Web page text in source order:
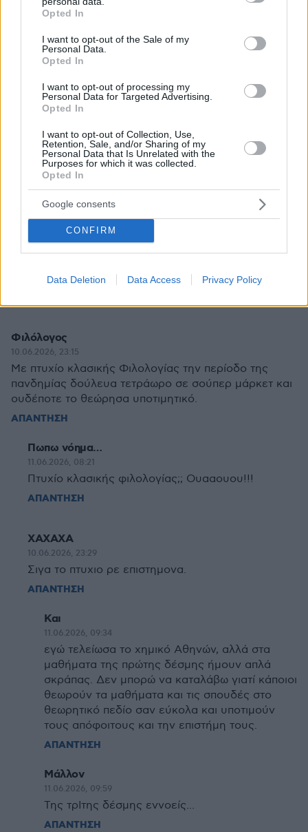
grant or deny consent to Google and its third-party tags to
use your data for below specified purposes in below Google
consent section.
Opted In
I want to opt-out of the Sale of my
Personal Data.
Opted In
I want to opt-out of processing my
Personal Data for Targeted Advertising.
Opted In
I want to opt-out of Collection, Use,
Retention, Sale, and/or Sharing of my
Personal Data that Is Unrelated with the
Purposes for which it was collected.
Opted In
Google consents
CONFIRM
Data Deletion Data Access Privacy Policy
11.06.2026, 00:58
Δεν μπορώ να καταλάβω γιατί πρέπει να είσαι
είναι καλή για το επίπεδο γνώσεων και την κούραση
που προκαλεί, τότε είναι καλή, αλλά είναι σαφώς
λεφτά...
ΑΠΑΝΤΗΣΗ
Σε κοιτούσαν
γτ προφανώς δεν μπορούσες να τυλίξεις ενα
μπέργκερ, μπούφο.
Φιλόλογος
10.06.2026, 23:15
Με πτυχίο κλασικής Φιλολογίας την περίοδο της
πανδημίας δούλευα τετράωρο σε σούπερ μάρκετ και
ουδέποτε το θεώρησα υποτιμητικό.
ΑΠΑΝΤΗΣΗ
Πωπω νόημα…
11.06.2026, 08:21
Πτυχίο κλασικής φιλολογίας;; Ουααουου!!!
ΑΠΑΝΤΗΣΗ
ΧΑΧΑΧΑ
10.06.2026, 23:29
Σιγα το πτυχιο ρε επιστημονα.
ΑΠΑΝΤΗΣΗ
Και
11.06.2026, 09:34
εγώ τελείωσα το χημικό Αθηνών, αλλά στα
μαθήματα της πρώτης δέσμης ήμουν απλά
σκράπας. Δεν μπορώ να καταλάβω γιατί κάποιοι
θεωρούν τα μαθήματα και τις σπουδές στο
θεωρητικό πεδίο σαν εύκολα και υποτιμούν
τους απόφοιτους και την επιστήμη τους.
ΑΠΑΝΤΗΣΗ
Μάλλον
11.06.2026, 09:59
Της τρΙτης δέσμης εννοείς...
ΑΠΑΝΤΗΣΗ